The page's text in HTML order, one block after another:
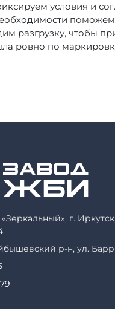
условия и
поможем
разгрузку, чтобы
ровно по
г.
р-н, ул.